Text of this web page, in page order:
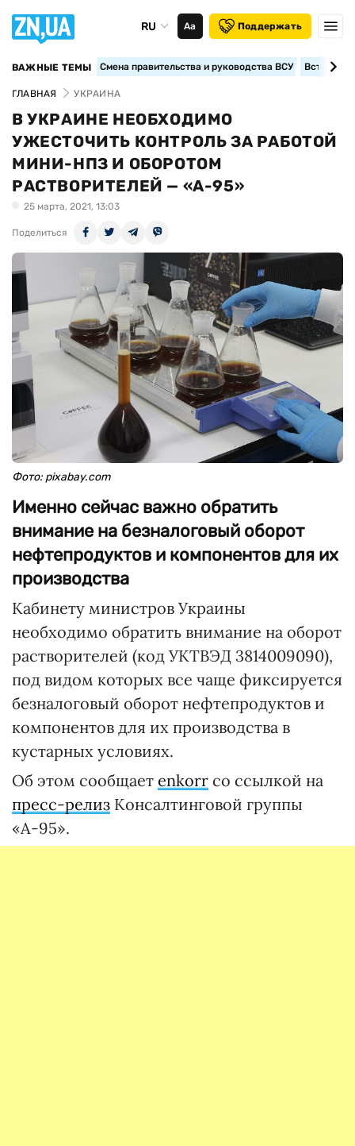
RU Аа Поддержать
ВАЖНЫЕ ТЕМЫ Смена правительства и руководства ВСУ
ГЛАВНАЯ УКРАИНА
В УКРАИНЕ НЕОБХОДИМО
УЖЕСТОЧИТЬ КОНТРОЛЬ ЗА РАБОТОЙ
МИНИ-НПЗ И ОБОРОТОМ
РАСТВОРИТЕЛЕЙ — «А-95»
25 марта, 2021, 13:03
Поделиться
Фото: pixabay.com
Именно сейчас важно обратить
внимание на безналоговый оборот
нефтепродуктов и компонентов для их
производства
Кабинету министров Украины
необходимо обратить внимание на оборот
растворителей (код УКТВЭД 3814009090),
под видом которых все чаще фиксируется
безналоговый оборот нефтепродуктов и
компонентов для их производства в
кустарных условиях.
Об этом сообщает enkorr со ссылкой на
пресс-релиз Консалтинговой группы
«А-95».